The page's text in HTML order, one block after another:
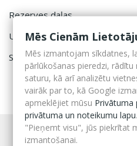
Rezerves daļas
Ugunsdzēsības aparātu
Saules paneļu darbības
Mēs Cienām
Mēs izmantojam sīkdatnes,
pārlūkošanas pieredzi,
saturu, kā arī analizētu
vairāk par to, kā Google
apmeklējiet mūsu Privātuma
privātuma un noteikumu lapu
"Pieņemt visu", jūs piekrītat
izmantošanai.